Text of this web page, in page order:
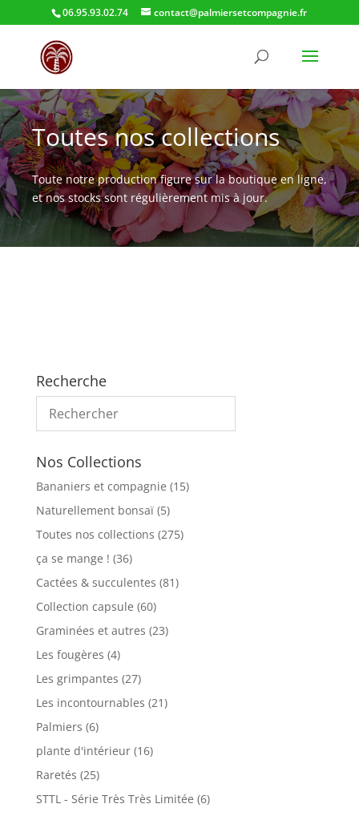
06.95.93.02.74 contact@palmiersetcompagnie.fr
Toutes nos collections
Toute notre production figure sur la boutique en ligne,
et nos stocks sont régulièrement mis à jour.
Recherche
Nos Collections
Bananiers et compagnie (15)
Naturellement bonsaï (5)
Toutes nos collections (275)
ça se mange ! (36)
Cactées & succulentes (81)
Collection capsule (60)
Graminées et autres (23)
Les fougères (4)
Les grimpantes (27)
Les incontournables (21)
Palmiers (6)
plante d'intérieur (16)
Raretés (25)
STTL - Série Très Très Limitée (6)